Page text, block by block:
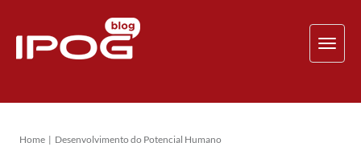
Home Desenvolvimento do Potencial Humano